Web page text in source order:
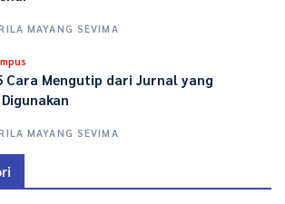
MAYANG SEVIMA
Cara Mengutip dari Jurnal yang
MAYANG SEVIMA